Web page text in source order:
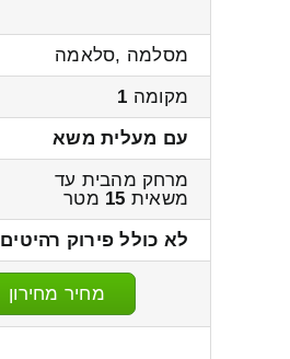
מסלמה ,סלאמה
מקומה 1
עם מעלית משא
מרחק מהבית עד
משאית 15 מטר
לא כולל פירוק רהיטים
מחיר מחירון